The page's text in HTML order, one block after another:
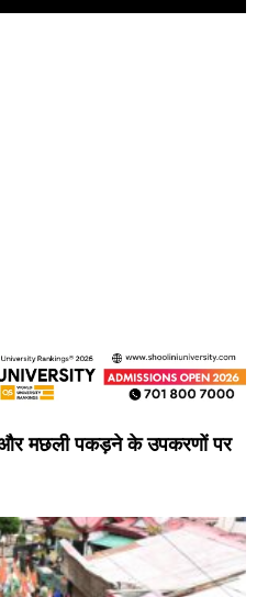
और मछली पकड़ने के उपकरणों पर